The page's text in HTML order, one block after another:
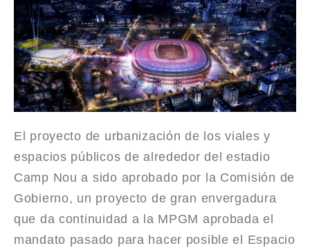
El proyecto de urbanización de los viales y
espacios públicos de alrededor del estadio
Camp Nou a sido aprobado por la Comisión de
Gobierno, un proyecto de gran envergadura
que da continuidad a la MPGM aprobada el
mandato pasado para hacer posible el Espacio